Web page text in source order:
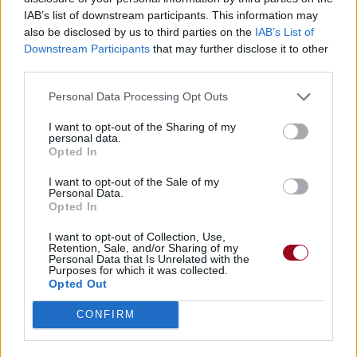
IAB’s list of downstream participants. This information may
also be disclosed by us to third parties on the IAB’s List of
Downstream Participants that may further disclose it to other
Personal Data Processing Opt Outs
I want to opt-out of the Sharing of my
personal data.
Opted In
I want to opt-out of the Sale of my
Personal Data.
Opted In
I want to opt-out of Collection, Use,
Retention, Sale, and/or Sharing of my
Personal Data that Is Unrelated with the
Purposes for which it was collected.
Opted Out
CONFIRM